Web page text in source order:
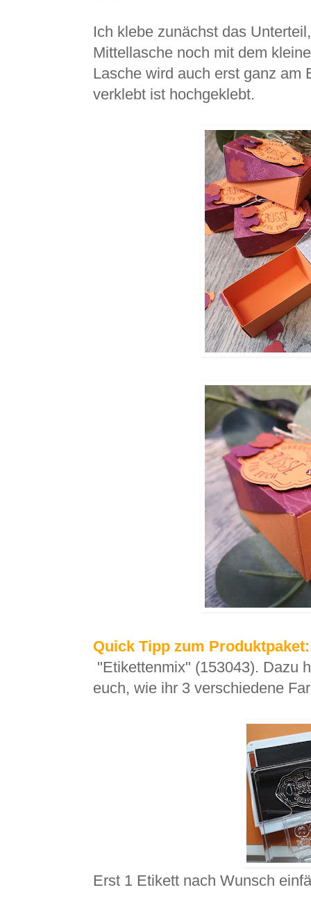
Ich klebe zunächst das
Mittellasche noch mit dem
Lasche wird auch erst ganz am
verklebt ist hochgeklebt.
Quick Tipp zum Produktpaket:
"Etikettenmix" (153043). Dazu
euch, wie ihr 3 verschiedene
Erst 1 Etikett nach Wunsch